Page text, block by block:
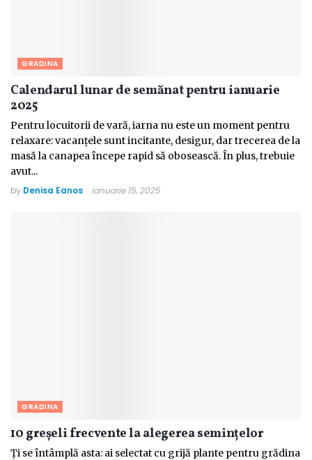
GRADINA
Calendarul lunar de semănat pentru ianuarie
2025
Pentru locuitorii de vară, iarna nu este un moment pentru
relaxare: vacanțele sunt incitante, desigur, dar trecerea de la
masă la canapea începe rapid să obosească. În plus, trebuie
avut...
by Denisa Eanos ianuarie 15, 2025
GRADINA
10 greșeli frecvente la alegerea semințelor
Ți se întâmplă asta: ai selectat cu grijă plante pentru grădina